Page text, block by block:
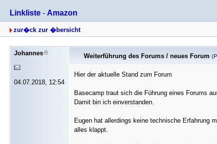
Linkliste - Amazon
zur�ck zur �bersicht
Johannes
04.07.2018, 12:54
Weiterführung des Forums / neues Forum
Hier der aktuelle Stand zum Forum
Basecamp traut sich die Führung eines Forums
Damit bin ich einverstanden.
Eugen hat allerdings keine technische Erfahrung
alles klappt.